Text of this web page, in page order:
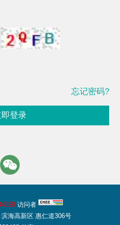
忘记密码?
即登录
访问者
海高新区 惠仁道306号